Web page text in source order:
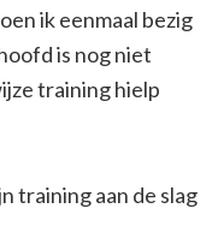
ik eenmaal bezig
is nog niet
training hielp
training aan de slag